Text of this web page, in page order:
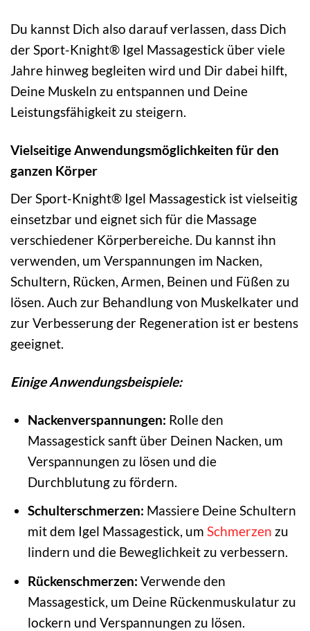
Du kannst Dich also darauf verlassen, dass Dich
der Sport-Knight® Igel Massagestick über viele
Jahre hinweg begleiten wird und Dir dabei hilft,
Deine Muskeln zu entspannen und Deine
Leistungsfähigkeit zu steigern.
Vielseitige Anwendungsmöglichkeiten für den
ganzen Körper
Der Sport-Knight® Igel Massagestick ist vielseitig
einsetzbar und eignet sich für die Massage
verschiedener Körperbereiche. Du kannst ihn
verwenden, um Verspannungen im Nacken,
Schultern, Rücken, Armen, Beinen und Füßen zu
lösen. Auch zur Behandlung von Muskelkater und
zur Verbesserung der Regeneration ist er bestens
geeignet.
Einige Anwendungsbeispiele:
Nackenverspannungen: Rolle den
Massagestick sanft über Deinen Nacken, um
Verspannungen zu lösen und die
Durchblutung zu fördern.
Schulterschmerzen: Massiere Deine Schultern
mit dem Igel Massagestick, um Schmerzen zu
lindern und die Beweglichkeit zu verbessern.
Rückenschmerzen: Verwende den
Massagestick, um Deine Rückenmuskulatur zu
lockern und Verspannungen zu lösen.